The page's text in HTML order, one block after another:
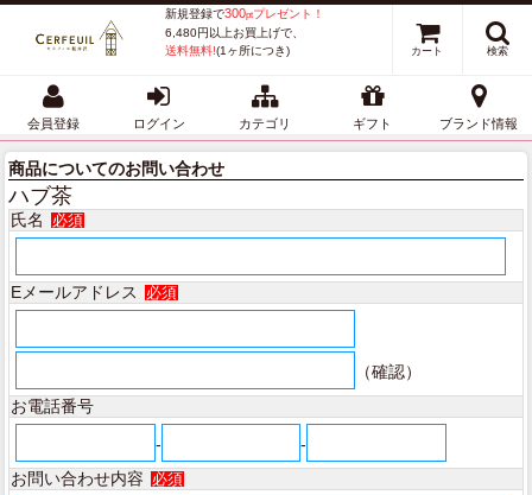
新規登録で300ptプレゼント！
6,480円以上お買上げで、
送料無料!(1ヶ所につき) 検索
カート
会員登録 ログイン カテゴリ ギフト ブランド情報
商品についてのお問い合わせ
ハブ茶
氏名 必須
Eメールアドレス 必須
（確認）
お電話番号
-
-
お問い合わせ内容 必須